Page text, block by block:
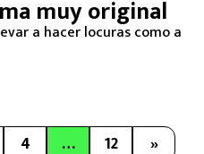
muy original
a hacer locuras como a
4 … 12 »